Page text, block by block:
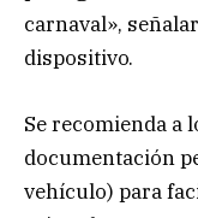
carnaval»,
dispositivo.
Se recomienda a
documentación
vehículo) para